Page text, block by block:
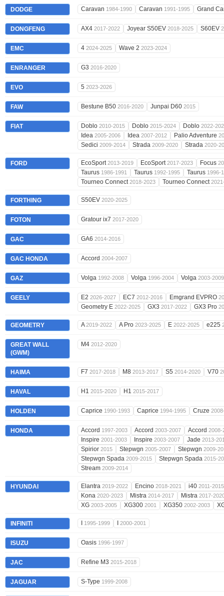
DODGE Caravan 1984-1990 Caravan 1991-1995 Grand
DONGFENG AX4 2017-2022 Joyear S50EV 2018-2025 S60EV
EMC 4 2024-2025 Wave 2 2023-2024
ENRANGER G3 2016-2020
EVO 5 2023-2026
FAW Bestune B50 2016-2020 Junpai D60 2015
FIAT Doblo 2010-2015 Doblo 2015-2024 Doblo 2022-
Idea 2005-2006 Idea 2007-2012 Palio Adventure
Sedici 2009-2014 Strada 2009-2020 Strada 2020-
FORD EcoSport2013-2019 EcoSport2017-2023 Focus
Taurus 1986-1991 Taurus 1992-1995 Taurus 1996-
Tourneo Connect2018-2023 Tourneo Connect
FORTHING S50EV 2020-2025
FOTON Gratour ix7 2017-2020
GAC GA6 2014-2016
GAC HONDA Accord 2004-2007
GAZ Volga 1992-2008 Volga 1996-2004 Volga 2003-2009
GEELY E2 2026-2027 EC7 2012-2016 Emgrand EVPRO
Geometry E 2022-2025 GX3 2017-2022 GX3 Pro
GEOMETRY A2019-2022 A Pro 2023-2025 E 2022-2025 e225
GREAT WALL
(GWM)
M4 2012-2020
HAIMA F7 2017-2018 M8 2013-2017 S5 2014-2020 V70
HAVAL H1 2015-2020 H1 2015-2017
HOLDEN Caprice 1990-1993 Caprice 1994-1995 Cruze
HONDA Accord 1997-2003 Accord 2003-2007 Accord 2008-
Inspire 2001-2003 Inspire 2003-2007 Jade 2013-
Spirior 2015 Stepwgn 2005-2007 Stepwgn 2009-
Stepwgn Spada 2009-2015 Stepwgn Spada 2015-
Stream 2009-2014
HYUNDAI Elantra 2019-2022 Encino 2018-2021 i40 2011-2015
Kona 2020-2023 Mistra 2014-2017 Mistra 2017-
XG 2003-2005 XG300 2001 XG350 2002-2003
INFINITI 1995-1999 2000-2001
ISUZU Oasis 1996-1997
JAC Refine M3 2015-2018
JAGUAR S-Type 1999-2008